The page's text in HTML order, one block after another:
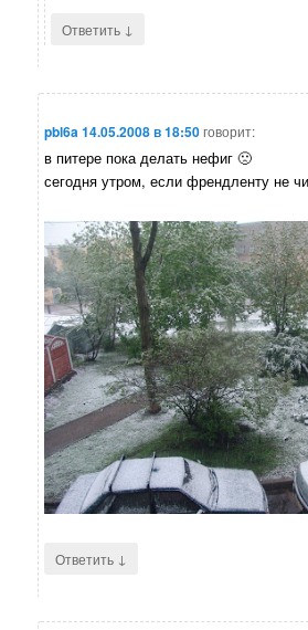
Ответить ↓
pbl6a14.05.2008 в 18:50говорит:
в питере пока делать нефиг 🙁
сегодня утром, если френдленту не
Ответить ↓